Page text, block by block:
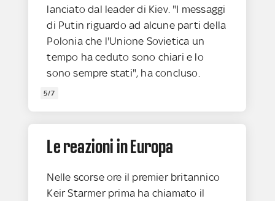
lanciato dal leader di Kiev. "I messaggi
di Putin riguardo ad alcune parti della
Polonia che l'Unione Sovietica un
tempo ha ceduto sono chiari e lo
sono sempre stati", ha concluso.
5/7
Le reazioni in Europa
Nelle scorse ore il premier britannico
Keir Starmer prima ha chiamato il